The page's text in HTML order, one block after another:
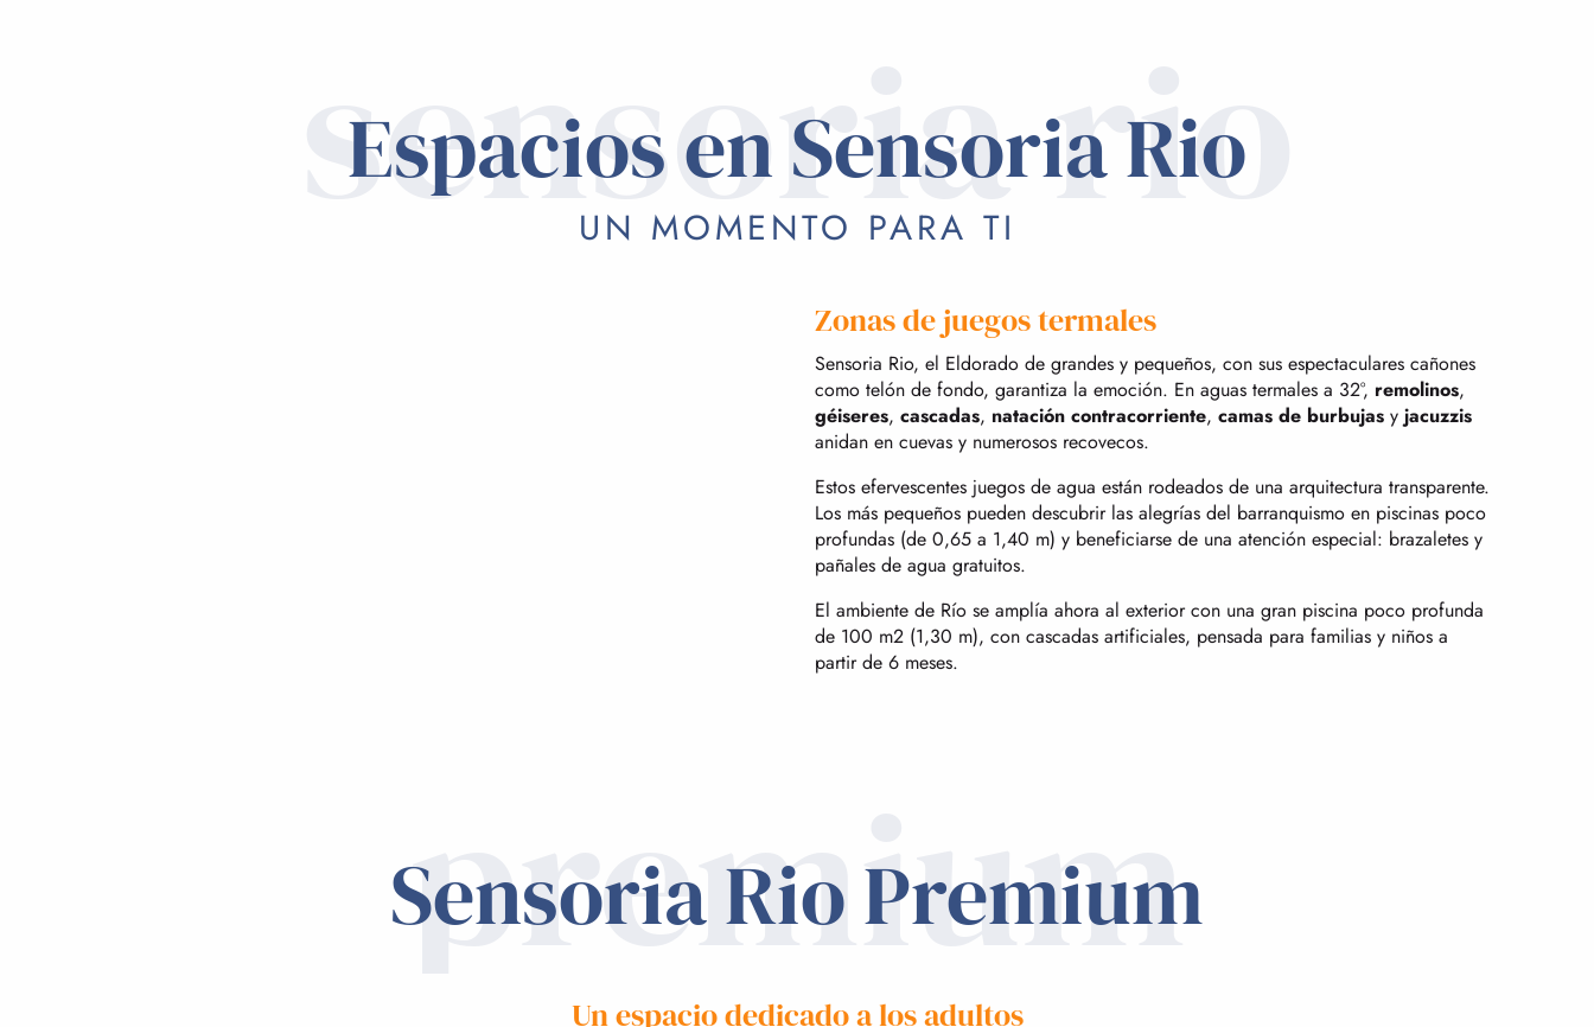
sensoria rio
Espacios en Sensoria Rio
UN MOMENTO PARA TI
Zonas de juegos termales
Sensoria Rio, el Eldorado de grandes y pequeños, con sus espectaculares cañones
como telón de fondo, garantiza la emoción. En aguas termales a 32°, remolinos,
géiseres, cascadas, natación contracorriente, camas de burbujas y jacuzzis
anidan en cuevas y numerosos recovecos.
Estos efervescentes juegos de agua están rodeados de una arquitectura transparente.
Los más pequeños pueden descubrir las alegrías del barranquismo en piscinas poco
profundas (de 0,65 a 1,40 m) y beneficiarse de una atención especial: brazaletes y
pañales de agua gratuitos.
El ambiente de Río se amplía ahora al exterior con una gran piscina poco profunda
de 100 m2 (1,30 m), con cascadas artificiales, pensada para familias y niños a
partir de 6 meses.
premium
Sensoria Rio Premium
Un espacio dedicado a los adultos